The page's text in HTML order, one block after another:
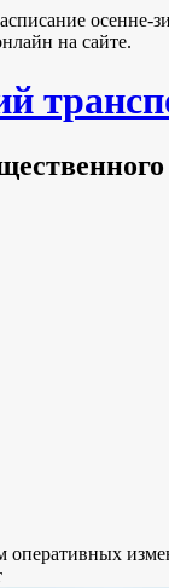
осенне-
на сайте.
оперативных